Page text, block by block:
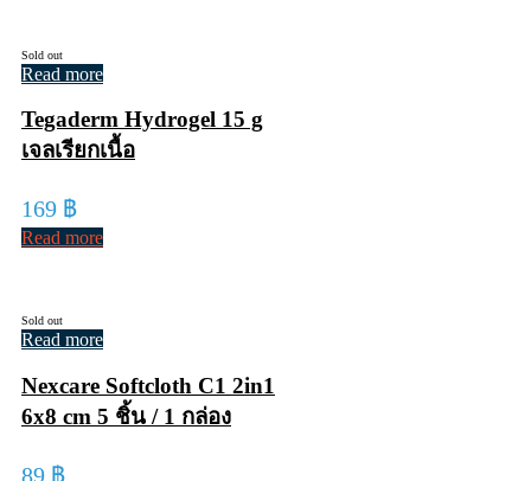
Sold out
Read more
Tegaderm Hydrogel 15 g
เจลเรียกเนื้อ
169 ฿
Read more
Sold out
Read more
Nexcare Softcloth C1 2in1
6x8 cm 5 ชิ้น / 1 กล่อง
89 ฿